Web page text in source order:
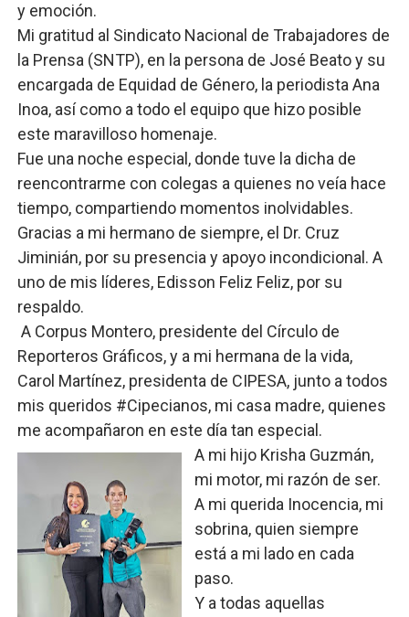
Comedores Comunitarios de DASAC garantizan
UNTC inicia ofensiva para recuperar fuerza gremial
PRM escogerá este domingo su nueva cúpula
Candidato a presidente del Colegio de Notarios hace
Digecac realizará Primer Festival de Plantas 2026
y emoción.
Mi gratitud al Sindicato Nacional de Trabajadores de
la Prensa (SNTP), en la persona de José Beato y su
encargada de Equidad de Género, la periodista Ana
Inoa, así como a todo el equipo que hizo posible
este maravilloso homenaje.
Fue una noche especial, donde tuve la dicha de
reencontrarme con colegas a quienes no veía hace
tiempo, compartiendo momentos inolvidables.
Gracias a mi hermano de siempre, el Dr. Cruz
Jiminián, por su presencia y apoyo incondicional. A
uno de mis líderes, Edisson Feliz Feliz, por su
respaldo.
A Corpus Montero, presidente del Círculo de
Reporteros Gráficos, y a mi hermana de la vida,
Carol Martínez, presidenta de CIPESA, junto a todos
mis queridos #Cipecianos, mi casa madre, quienes
me acompañaron en este día tan especial.
A mi hijo Krisha Guzmán,
mi motor, mi razón de ser.
A mi querida Inocencia, mi
sobrina, quien siempre
está a mi lado en cada
paso.
Y a todas aquellas